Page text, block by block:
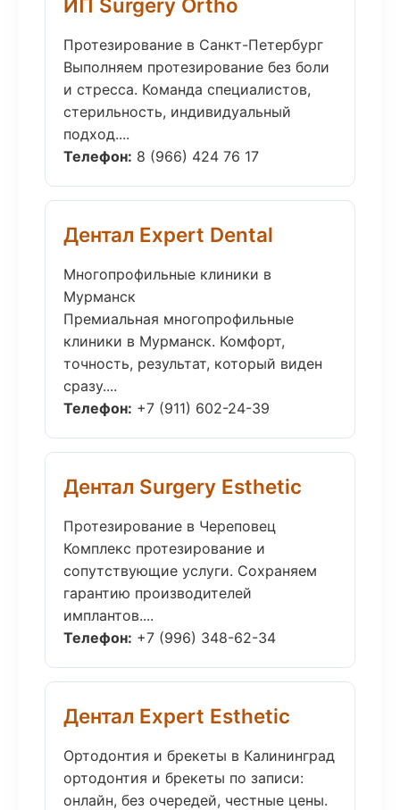
ИП Surgery Ortho
Протезирование в Санкт-Петербург
Выполняем протезирование без боли
и стресса. Команда специалистов,
стерильность, индивидуальный
подход....
Телефон: 8 (966) 424 76 17
Дентал Expert Dental
Многопрофильные клиники в
Мурманск
Премиальная многопрофильные
клиники в Мурманск. Комфорт,
точность, результат, который виден
сразу....
Телефон: +7 (911) 602-24-39
Дентал Surgery Esthetic
Протезирование в Череповец
Комплекс протезирование и
сопутствующие услуги. Сохраняем
гарантию производителей
имплантов....
Телефон: +7 (996) 348-62-34
Дентал Expert Esthetic
Ортодонтия и брекеты в Калининград
ортодонтия и брекеты по записи:
онлайн, без очередей, честные цены.